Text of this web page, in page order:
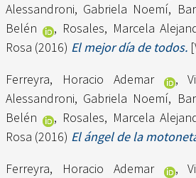
Alessandroni, Gabriela Noemí,
Belén
, Rosales, Marcela
Rosa (2016) El mejor día de todos.
Ferreyra, Horacio Ademar
,
Alessandroni, Gabriela Noemí,
Belén
, Rosales, Marcela
Rosa (2016) El ángel de la
Ferreyra, Horacio Ademar
,